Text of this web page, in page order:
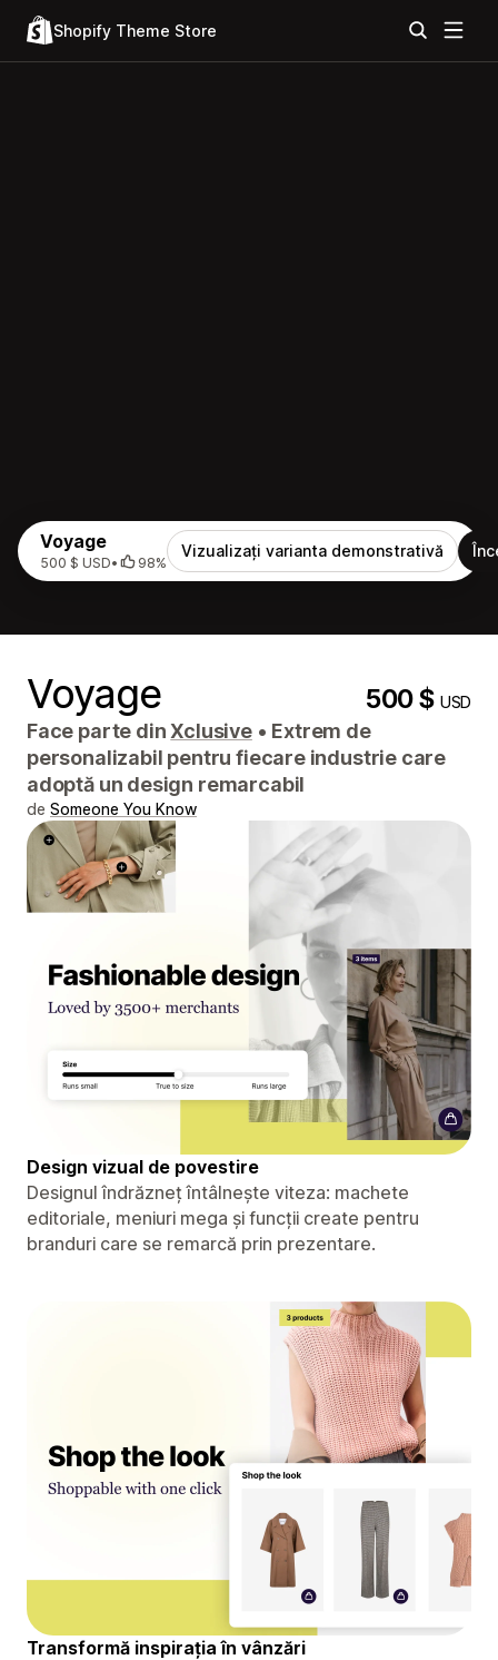
Shopify Theme Store
Voyage
500 $ USD• 98%
Vizualizați varianta demonstrativă
Voyage 500 $USD
Face parte dinXclusive • Extrem de
personalizabil pentru fiecare industrie care
adoptă un design remarcabil
de Someone You Know
Design vizual de povestire
Designul îndrăzneț întâlnește viteza: machete
editoriale, meniuri mega și funcții create pentru
branduri care se remarcă prin prezentare.
Transformă inspirația în vânzări